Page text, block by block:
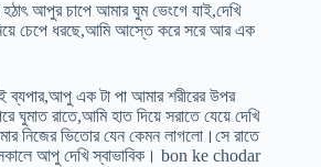
আপুর চাপে আমার ঘুম ভেংগে যাই,দেখি
চেপে ধরছে,আমি আস্তে করে সরে আর এক
এক টা পা আমার শরীরের উপর
ঘুমাত রাতে,আমি হাত দিয়ে সরাতে যেয়ে দেখি
নিজের ভিতোর যেন কেমন লাগলো।সে রাতে
আপু দেখি স্বাভাবিক। bon ke chodar